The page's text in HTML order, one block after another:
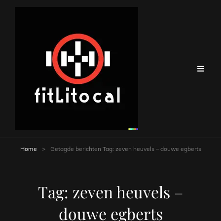
Home > Getagde berichten Tag: zeven heuvels – douwe egberts
Tag: zeven heuvels –
douwe egberts